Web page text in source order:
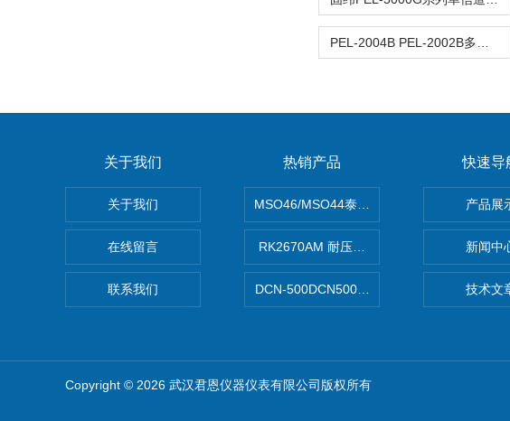
关于我们
关于我们
在线留言
联系我们
热销产品
MSO46/MSO44泰克Tektronix MSO44/
RK2670AM 耐压测试仪
DCN-500DCN500资料收集器
快速导
产品展
新闻中
技术文
Copyright © 2026 武汉君恩仪器仪表有限公司版权所有